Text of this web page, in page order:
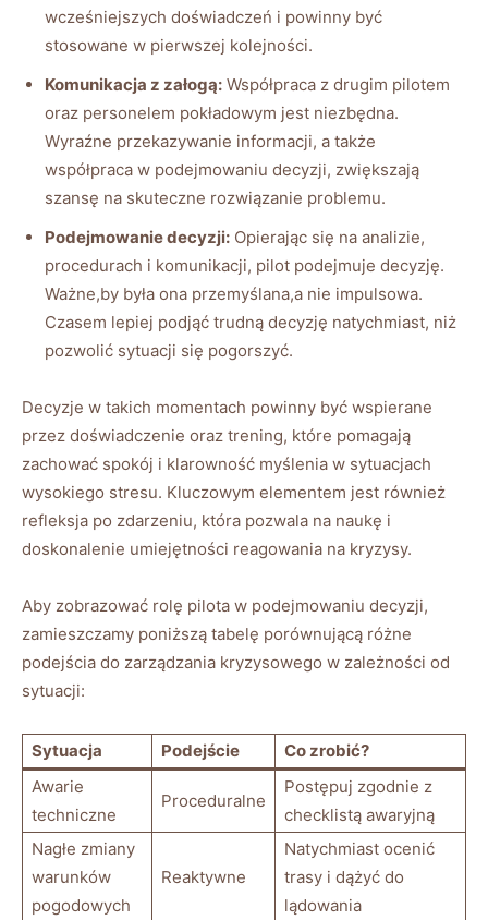
wcześniejszych doświadczeń i powinny być
stosowane w pierwszej kolejności.
Komunikacja z załogą: Współpraca z drugim pilotem
oraz personelem pokładowym jest niezbędna.
Wyraźne przekazywanie informacji, a także
współpraca w podejmowaniu decyzji, zwiększają
szansę na skuteczne rozwiązanie problemu.
Podejmowanie decyzji: Opierając się na analizie,
procedurach i komunikacji, pilot podejmuje decyzję.
Ważne,by była ona przemyślana,a nie impulsowa.
Czasem lepiej podjąć trudną decyzję natychmiast, niż
pozwolić sytuacji się pogorszyć.
Decyzje w takich momentach powinny być wspierane
przez doświadczenie oraz trening, które pomagają
zachować spokój i klarowność myślenia w sytuacjach
wysokiego stresu. Kluczowym elementem jest również
refleksja po zdarzeniu, która pozwala na naukę i
doskonalenie umiejętności reagowania na kryzysy.
Aby zobrazować rolę pilota w podejmowaniu decyzji,
zamieszczamy poniższą tabelę porównującą różne
podejścia do zarządzania kryzysowego w zależności od
sytuacji:
Sytuacja Podejście
Co zrobić?
Awarie
techniczne
Proceduralne
Postępuj zgodnie z
checklistą awaryjną
Nagłe zmiany
warunków
pogodowych
Reaktywne
Natychmiast ocenić
trasy i dążyć do
lądowania